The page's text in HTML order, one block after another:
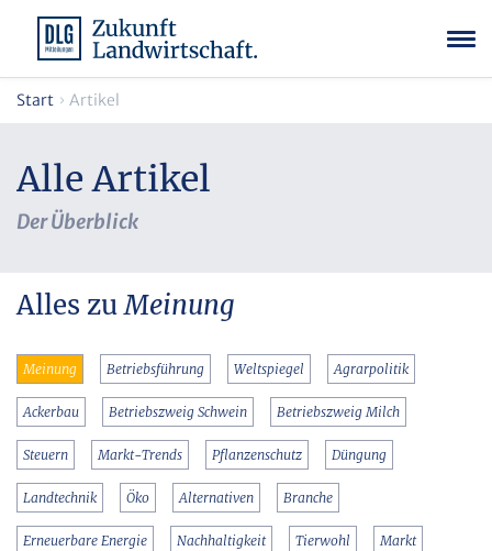
Start Artikel
Alle Artikel
Der Überblick
Alles zuMeinung
Meinung Betriebsführung Weltspiegel Agrarpolitik
Ackerbau Betriebszweig Schwein Betriebszweig Milch
Steuern Markt-Trends Pflanzenschutz Düngung
Landtechnik Öko Alternativen Branche
Erneuerbare Energie Nachhaltigkeit Tierwohl Markt